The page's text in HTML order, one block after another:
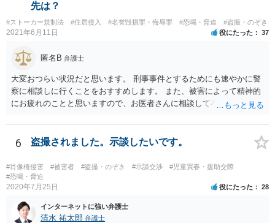
先は？
#ストーカー規制法 #住居侵入 #名誉毀損罪・侮辱罪 #恐喝・脅迫 #盗撮・のぞき
2021年6月11日 役にたった 37
匿名B 弁護士
大変おつらい状況だと思います。 刑事事件とするためにも速やかに警
察に相談しに行くことをおすすめします。 また、被害によって精神的
にお疲れのことと思いますので、お医者さんに相談して不安な気持ち
6 盗撮されました。示談したいです。
#肖像権侵害 #被害者 #盗撮・のぞき #示談交渉
#児童買春・援助交際
#恐喝・脅迫
2020年7月25日 役にたった 28
インターネットに強い弁護士
清水 祐太郎 弁護士